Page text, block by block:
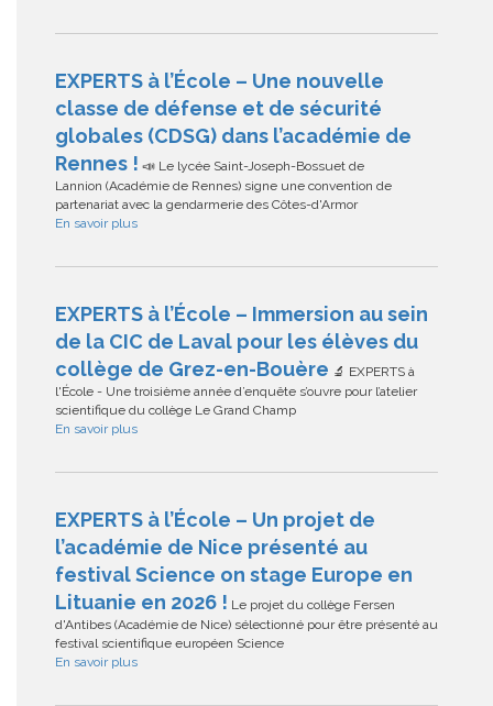
EXPERTS à l’École – Une nouvelle
classe de défense et de sécurité
globales (CDSG) dans l’académie de
Rennes ! 📣 Le lycée Saint-Joseph-Bossuet de
Lannion (Académie de Rennes) signe une convention de
partenariat avec la gendarmerie des Côtes-d'Armor
En savoir plus
EXPERTS à l’École – Immersion au sein
de la CIC de Laval pour les élèves du
collège de Grez-en-Bouère 🔬 EXPERTS à
l'École - Une troisième année d’enquête s’ouvre pour l’atelier
scientifique du collège Le Grand Champ
En savoir plus
EXPERTS à l’École – Un projet de
l’académie de Nice présenté au
festival Science on stage Europe en
Lituanie en 2026 ! Le projet du collège Fersen
d'Antibes (Académie de Nice) sélectionné pour être présenté au
festival scientifique européen Science
En savoir plus